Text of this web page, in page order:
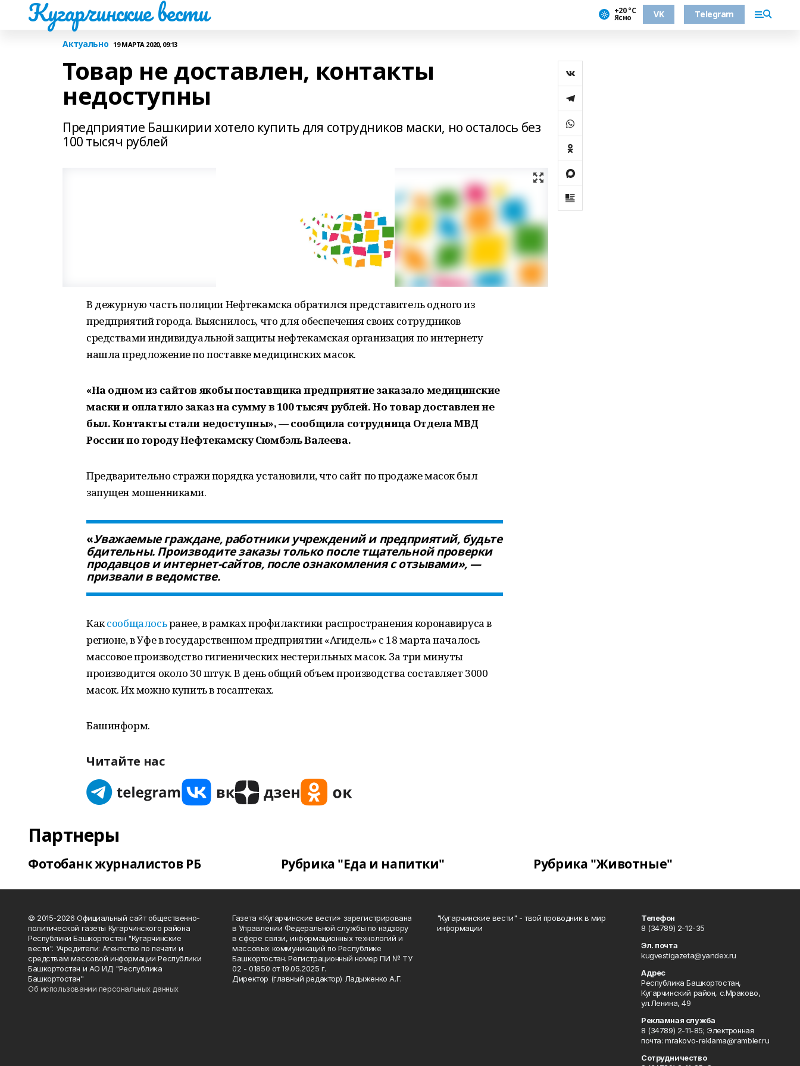
Кугарчинские вести +20 °С
Ясно VK Telegram
Актуально 19 МАРТА 2020, 09:13
Товар не доставлен, контакты
недоступны
Предприятие Башкирии хотело купить для сотрудников маски, но осталось без
100 тысяч рублей
В дежурную часть полиции Нефтекамска обратился представитель одного из
предприятий города. Выяснилось, что для обеспечения своих сотрудников
средствами индивидуальной защиты нефтекамская организация по интернету
нашла предложение по поставке медицинских масок.
«На одном из сайтов якобы поставщика предприятие заказало медицинские
маски и оплатило заказ на сумму в 100 тысяч рублей. Но товар доставлен не
был. Контакты стали недоступны», — сообщила сотрудница Отдела МВД
России по городу Нефтекамску Сюмбэль Валеева.
Предварительно стражи порядка установили, что сайт по продаже масок был
запущен мошенниками.
«Уважаемые граждане, работники учреждений и предприятий, будьте
бдительны. Производите заказы только после тщательной проверки
продавцов и интернет-сайтов, после ознакомления с отзывами», —
призвали в ведомстве.
Каксообщалосьранее, в рамках профилактики распространения коронавируса в
регионе, в Уфе в государственном предприятии «Агидель» с 18 марта началось
массовое производство гигиенических нестерильных масок. За три минуты
производится около 30 штук. В день общий объем производства составляет 3000
масок. Их можно купить в госаптеках.
Башинформ.
Читайте нас
Партнеры
Фотобанк журналистов РБ Рубрика "Еда и напитки" Рубрика "Животные"
© 2015-2026 Официальный сайт общественно-
политической газеты Кугарчинского района
Республики Башкортостан "Кугарчинские
вести". Учредители: Агентство по печати и
средствам массовой информации Республики
Башкортостан и АО ИД "Республика
Башкортостан"
Об использовании персональных данных
Газета «Кугарчинские вести» зарегистрирована
в Управлении Федеральной службы по надзору
в сфере связи, информационных технологий и
массовых коммуникаций по Республике
Башкортостан. Регистрационный номер ПИ № ТУ
02 - 01850 от 19.05.2025 г.
Директор (главный редактор) Ладыженко А.Г.
"Кугарчинские вести" - твой проводник в мир
информации
Телефон
8 (34789) 2-12-35
Эл. почта
kugvestigazeta@yandex.ru
Адрес
Республика Башкортостан,
Кугарчинский район, с.Мраково,
ул.Ленина, 49
Рекламная служба
8 (34789) 2-11-85; Электронная
почта: mrakovo-reklama@rambler.ru
Сотрудничество